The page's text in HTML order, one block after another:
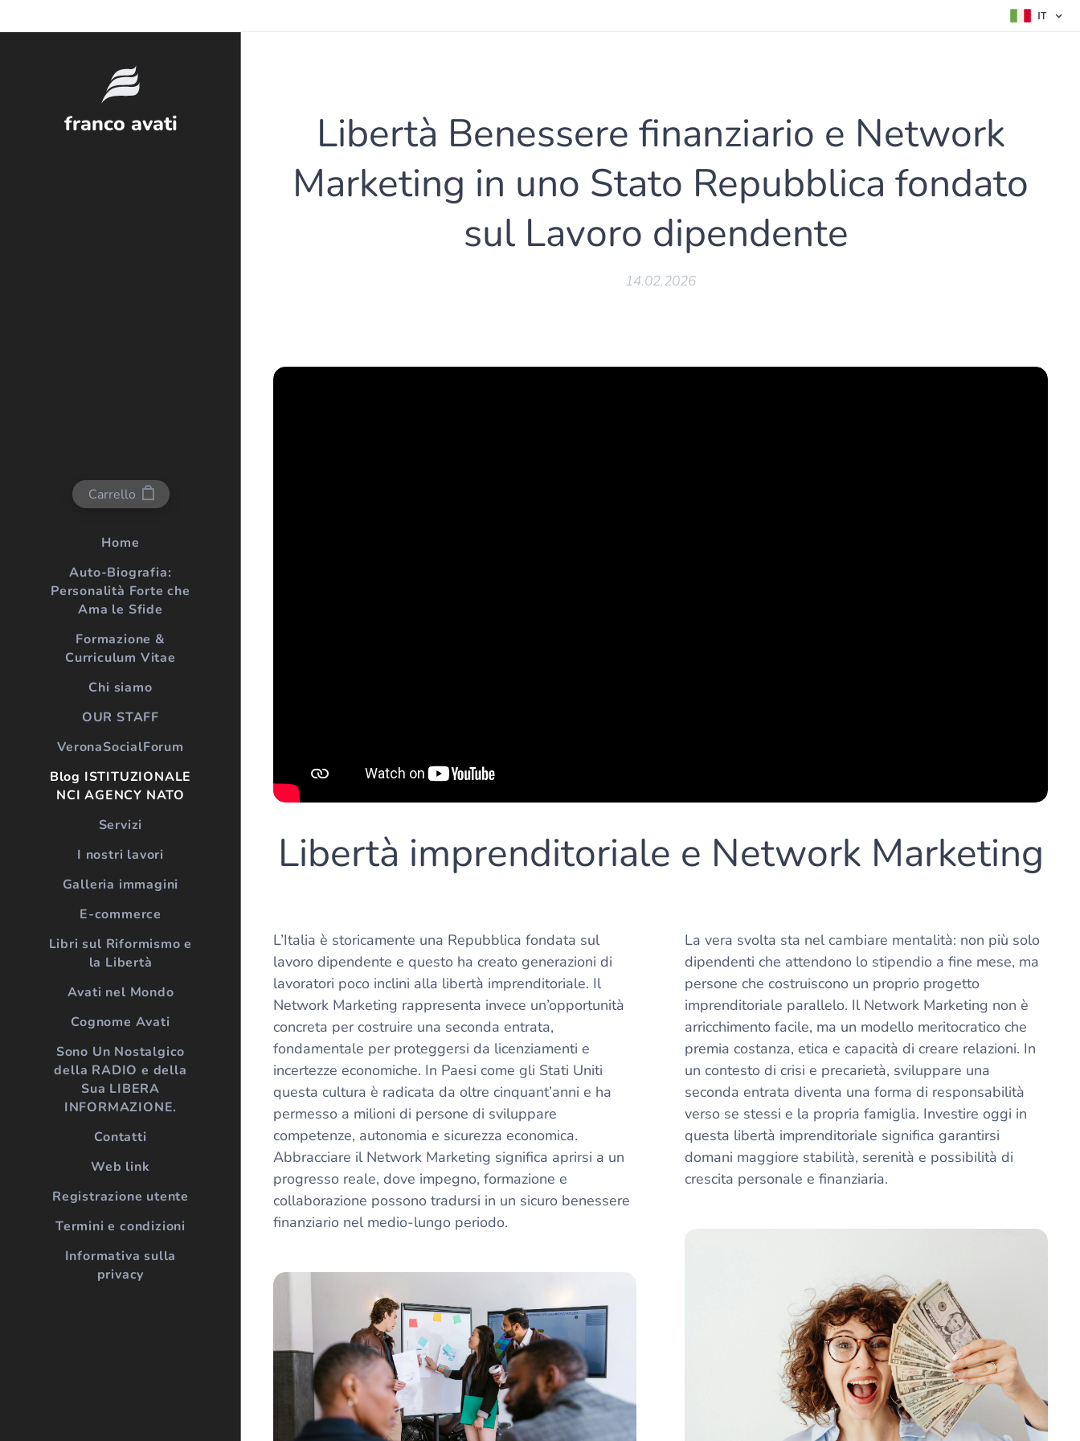
IT
franco avati
Carrello
Home
Auto-Biografia:
Personalità Forte che
Ama le Sfide
Formazione &
Curriculum Vitae
Chi siamo
OUR STAFF
VeronaSocialForum
Blog ISTITUZIONALE
NCI AGENCY NATO
Servizi
I nostri lavori
Galleria immagini
E-commerce
Libri sul Riformismo e
la Libertà
Avati nel Mondo
Cognome Avati
Sono Un Nostalgico
della RADIO e della
Sua LIBERA
INFORMAZIONE.
Contatti
Web link
Registrazione utente
Termini e condizioni
Informativa sulla
privacy
Libertà Benessere finanziario e Network
Marketing in uno Stato Repubblica fondato
sul Lavoro dipendente
14.02.2026
Libertà imprenditoriale e Network Marketing
L’Italia è storicamente una Repubblica fondata sul
lavoro dipendente e questo ha creato generazioni di
lavoratori poco inclini alla libertà imprenditoriale. Il
Network Marketing rappresenta invece un’opportunità
concreta per costruire una seconda entrata,
fondamentale per proteggersi da licenziamenti e
incertezze economiche. In Paesi come gli Stati Uniti
questa cultura è radicata da oltre cinquant’anni e ha
permesso a milioni di persone di sviluppare
competenze, autonomia e sicurezza economica.
Abbracciare il Network Marketing significa aprirsi a un
progresso reale, dove impegno, formazione e
collaborazione possono tradursi in un sicuro benessere
finanziario nel medio-lungo periodo.
La vera svolta sta nel cambiare mentalità: non più solo
dipendenti che attendono lo stipendio a fine mese, ma
persone che costruiscono un proprio progetto
imprenditoriale parallelo. Il Network Marketing non è
arricchimento facile, ma un modello meritocratico che
premia costanza, etica e capacità di creare relazioni. In
un contesto di crisi e precarietà, sviluppare una
seconda entrata diventa una forma di responsabilità
verso se stessi e la propria famiglia. Investire oggi in
questa libertà imprenditoriale significa garantirsi
domani maggiore stabilità, serenità e possibilità di
crescita personale e finanziaria.